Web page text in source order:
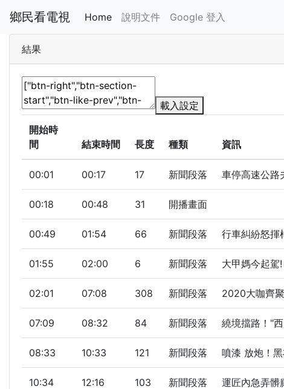
鄉民看電視 Home 說明文件 Google 登入
結果
載入設定
開始時
間
結束時間 長度 種類 資訊
00:01 00:17 17 新聞段落 車停高速公路
00:18 00:48 31 開播畫面
00:49 01:54 66 新聞段落 行車糾紛怒揮
01:55 02:00 6 新聞段落 大甲媽今起駕
02:01 07:08 308 新聞段落 2020大咖齊
07:09 08:32 84 新聞段落 繞境擋路！"
08:33 10:33 121 新聞段落 噴漆 放炮！
10:34 12:16 103 新聞段落 運匠內急弄髒